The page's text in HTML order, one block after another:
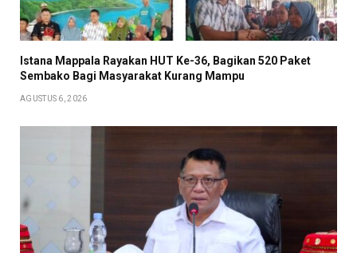
Istana Mappala Rayakan HUT Ke-36, Bagikan 520 Paket
Sembako Bagi Masyarakat Kurang Mampu
AGUSTUS 6, 2026